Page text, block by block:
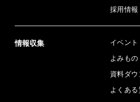
採用情報
情報収集
イベン
よみもの
資料ダウ
よくある